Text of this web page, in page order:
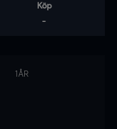
Köp
-
1ÅR